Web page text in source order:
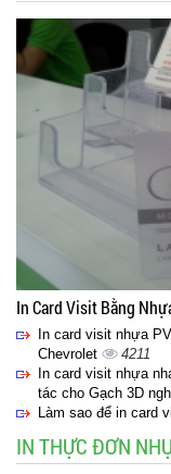
In Card Visit Bằng
In card visit nhựa
Chevrolet
4211
In card visit nhựa
tác cho Gạch 3D
Làm sao để in card
IN THỰC ĐƠN